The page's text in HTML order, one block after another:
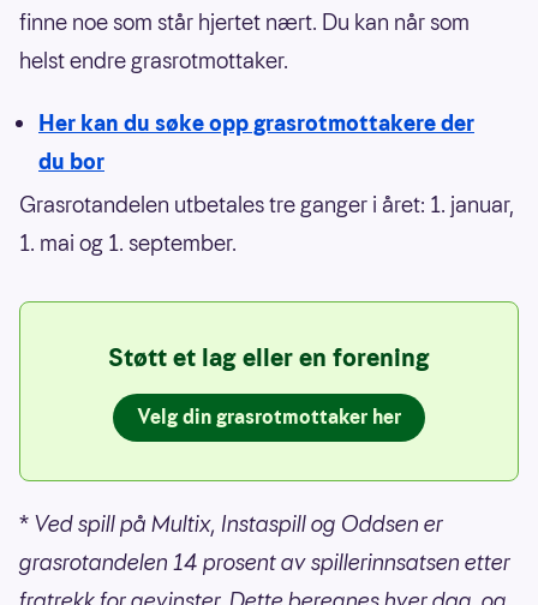
finne noe som står hjertet nært. Du kan når som
helst endre grasrotmottaker.
Her kan du søke opp grasrotmottakere der
du bor
Grasrotandelen utbetales tre ganger i året: 1. januar,
1. mai og 1. september.
Støtt et lag eller en forening
Velg din grasrotmottaker her
* Ved spill på Multix, Instaspill og Oddsen er
grasrotandelen 14 prosent av spillerinnsatsen etter